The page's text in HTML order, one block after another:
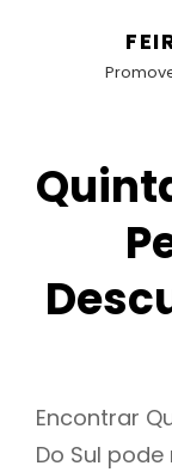
Encontrar
Do Sul